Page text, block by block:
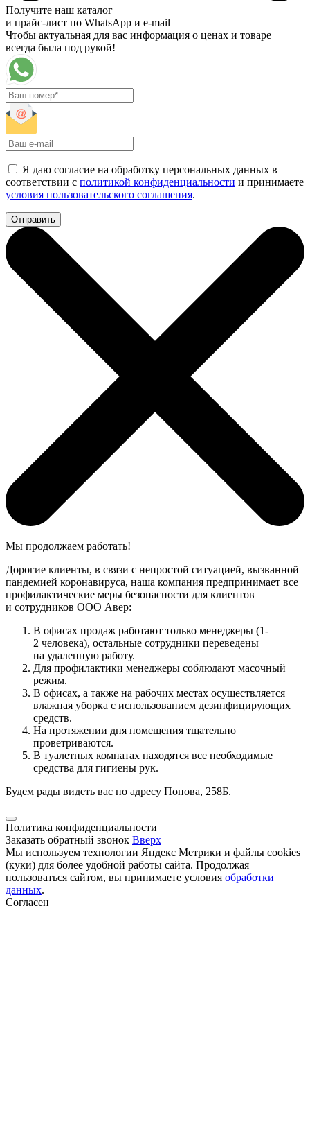
Получите наш каталог
и прайс-лист по WhatsApp и e-mail
Чтобы актуальная для вас информация о ценах и товаре
всегда была под рукой!
Я даю согласие на обработку персональных данных в
соответствии с политикой конфиденциальности и принимаете
условия пользовательского соглашения.
Мы продолжаем работать!
Дорогие клиенты, в связи с непростой ситуацией, вызванной
пандемией коронавируса, наша компания предпринимает все
профилактические меры безопасности для клиентов
и сотрудников ООО Авер:
В офисах продаж работают только менеджеры (1-
2 человека), остальные сотрудники переведены
на удаленную работу.
Для профилактики менеджеры соблюдают масочный
режим.
В офисах, а также на рабочих местах осуществляется
влажная уборка с использованием дезинфицирующих
средств.
На протяжении дня помещения тщательно
проветриваются.
В туалетных комнатах находятся все необходимые
средства для гигиены рук.
Будем рады видеть вас по адресу Попова, 258Б.
Политика конфиденциальности
Заказать обратный звонок Вверх
Мы используем технологии Яндекс Метрики и файлы cookies
(куки) для более удобной работы сайта. Продолжая
пользоваться сайтом, вы принимаете условия обработки
данных.
Согласен